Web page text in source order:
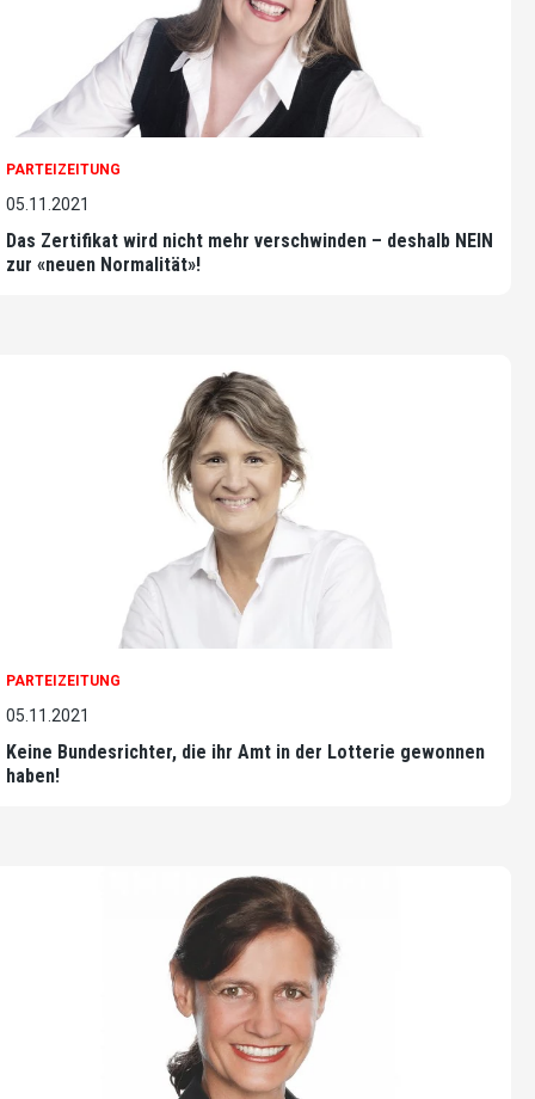
PARTEIZEITUNG
05.11.2021
Das Zertifikat wird nicht mehr verschwinden – deshalb NEIN
zur «neuen Normalität»!
PARTEIZEITUNG
05.11.2021
Keine Bundesrichter, die ihr Amt in der Lotterie gewonnen
haben!